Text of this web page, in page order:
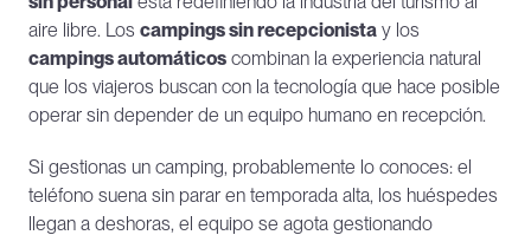
aire libre. Los campings sin recepcionista
campings automáticos combinan la experiencia natural
que los viajeros buscan con la tecnología que hace posible
operar sin depender de un equipo humano en recepción.
Si gestionas un camping, probablemente lo conoces: el
teléfono suena sin parar en temporada alta, los huéspedes
llegan a deshoras, el equipo se agota gestionando